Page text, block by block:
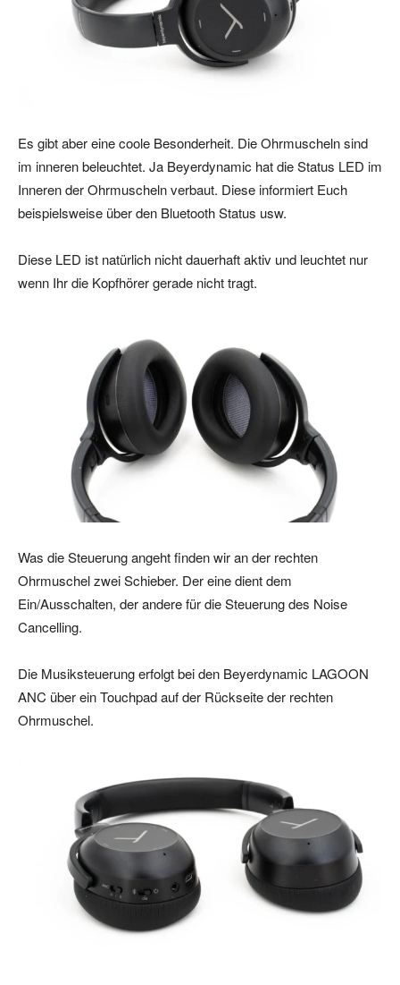
Es gibt aber eine coole Besonderheit. Die Ohrmuscheln sind
im inneren beleuchtet. Ja Beyerdynamic hat die Status LED im
Inneren der Ohrmuscheln verbaut. Diese informiert Euch
beispielsweise über den Bluetooth Status usw.
Diese LED ist natürlich nicht dauerhaft aktiv und leuchtet nur
wenn Ihr die Kopfhörer gerade nicht tragt.
Was die Steuerung angeht finden wir an der rechten
Ohrmuschel zwei Schieber. Der eine dient dem
Ein/Ausschalten, der andere für die Steuerung des Noise
Cancelling.
Die Musiksteuerung erfolgt bei den Beyerdynamic LAGOON
ANC über ein Touchpad auf der Rückseite der rechten
Ohrmuschel.